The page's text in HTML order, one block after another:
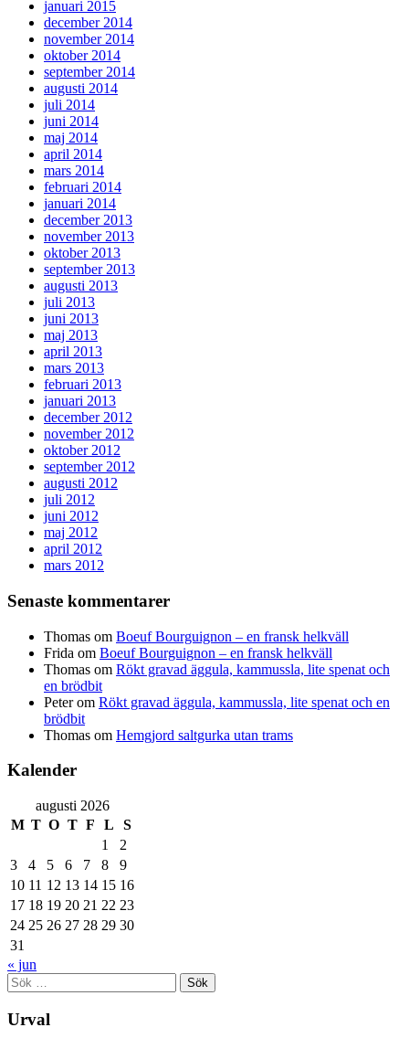
januari 2015
december 2014
november 2014
oktober 2014
september 2014
augusti 2014
juli 2014
juni 2014
maj 2014
april 2014
mars 2014
februari 2014
januari 2014
december 2013
november 2013
oktober 2013
september 2013
augusti 2013
juli 2013
juni 2013
maj 2013
april 2013
mars 2013
februari 2013
januari 2013
december 2012
november 2012
oktober 2012
september 2012
augusti 2012
juli 2012
juni 2012
maj 2012
april 2012
mars 2012
Senaste kommentarer
Thomas om Boeuf Bourguignon – en fransk helkväll
Frida om Boeuf Bourguignon – en fransk helkväll
Thomas om Rökt gravad äggula, kammussla, lite spenat och
en brödbit
Peterom Rökt gravad äggula, kammussla, lite spenat och en
brödbit
Thomas om Hemgjord saltgurka utan trams
Kalender
augusti 2026
M T O T F L
S
1
2
3
4 5 6 7 8
9
10 11 12 13 14 15 16
17 18 19 20 21 22 23
24 25 26 27 28 29 30
31
« jun
Sök
efter:
Urval